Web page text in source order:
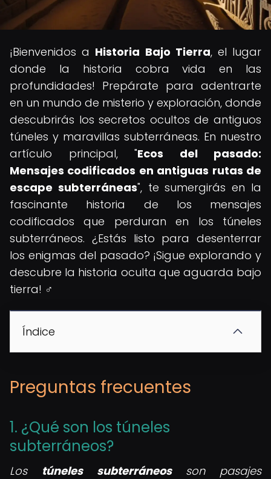
¡Bienvenidos a Historia Bajo Tierra, el lugar
donde la historia cobra vida en las
profundidades! Prepárate para adentrarte
en un mundo de misterio y exploración, donde
descubrirás los secretos ocultos de antiguos
túneles y maravillas subterráneas. En nuestro
artículo principal, "Ecos del pasado:
Mensajes codificados en antiguas rutas de
escape subterráneas", te sumergirás en la
fascinante historia de los mensajes
codificados que perduran en los túneles
subterráneos. ¿Estás listo para desenterrar
los enigmas del pasado? ¡Sigue explorando y
descubre la historia oculta que aguarda bajo
tierra! ️‍♂️
Índice
Preguntas frecuentes
1. ¿Qué son los túneles
subterráneos?
Los túneles subterráneosson pasajes